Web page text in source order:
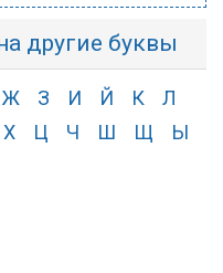
другие буквы
Ж З И Й К
Л
Х Ц Ч Ш Щ
Ы